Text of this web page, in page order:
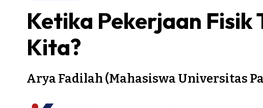
Ketika Pekerjaan Fisik
Kita?
Arya Fadilah (Mahasiswa Universitas